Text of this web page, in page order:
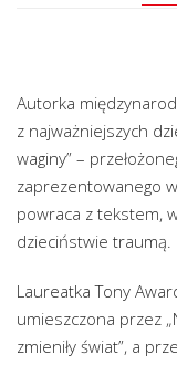
Autorka
z najważniejszych
waginy” –
zaprezentowanego
powraca z tekstem,
dzieciństwie traumą.
Laureatka Tony
umieszczona przez
zmieniły świat”, a